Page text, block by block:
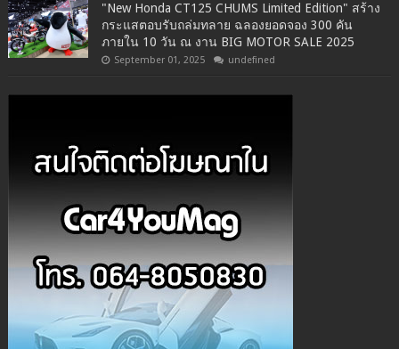
"New Honda CT125 CHUMS Limited Edition" สร้าง
กระแสตอบรับถล่มทลาย ฉลองยอดจอง 300 คัน
ภายใน 10 วัน ณ งาน BIG MOTOR SALE 2025
September 01, 2025 undefined